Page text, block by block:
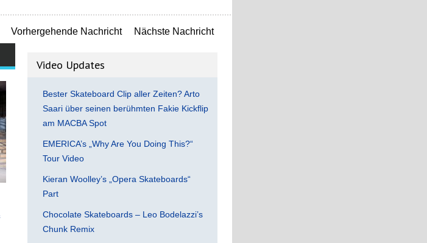
Vorhergehende Nachricht Nächste Nachricht
Video Updates
Bester Skateboard Clip aller Zeiten? Arto
Saari über seinen berühmten Fakie Kickflip
am MACBA Spot
EMERICA’s „Why Are You Doing This?“
Tour Video
Kieran Woolley’s „Opera Skateboards“
Part
Chocolate Skateboards – Leo Bodelazzi’s
Chunk Remix